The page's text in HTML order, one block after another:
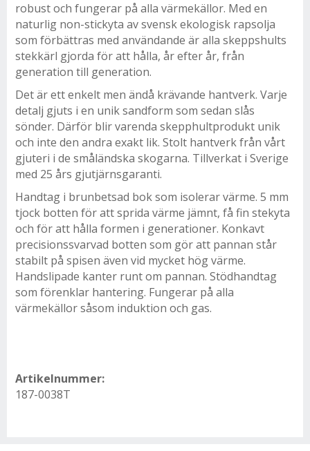
robust och fungerar på alla värmekällor. Med en
naturlig non-stickyta av svensk ekologisk rapsolja
som förbättras med användande är alla skeppshults
stekkärl gjorda för att hålla, år efter år, från
generation till generation.
Det är ett enkelt men ändå krävande hantverk. Varje
detalj gjuts i en unik sandform som sedan slås
sönder. Därför blir varenda skepphultprodukt unik
och inte den andra exakt lik. Stolt hantverk från vårt
gjuteri i de småländska skogarna. Tillverkat i Sverige
med 25 års gjutjärnsgaranti.
Handtag i brunbetsad bok som isolerar värme. 5 mm
tjock botten för att sprida värme jämnt, få fin stekyta
och för att hålla formen i generationer. Konkavt
precisionssvarvad botten som gör att pannan står
stabilt på spisen även vid mycket hög värme.
Handslipade kanter runt om pannan. Stödhandtag
som förenklar hantering. Fungerar på alla
värmekällor såsom induktion och gas.
Artikelnummer:
187-0038T